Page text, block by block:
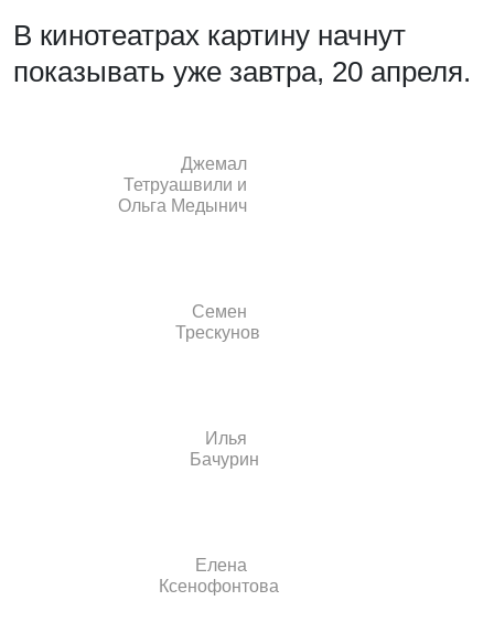
В кинотеатрах картину начнут
показывать уже завтра, 20 апреля.
Джемал
Тетруашвили и
Ольга Медынич
Семен
Трескунов
Илья
Бачурин
Елена
Ксенофонтова